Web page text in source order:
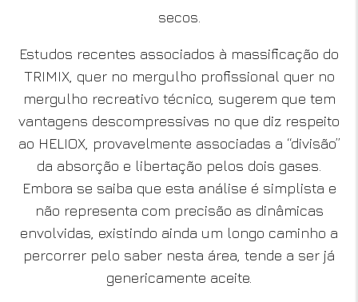
secos.
Estudos recentes associados à massificação do
TRIMIX, quer no mergulho profissional quer no
mergulho recreativo técnico, sugerem que tem
vantagens descompressivas no que diz respeito
ao HELIOX, provavelmente associadas a “divisão”
da absorção e libertação pelos dois gases.
Embora se saiba que esta análise é simplista e
não representa com precisão as dinâmicas
envolvidas, existindo ainda um longo caminho a
percorrer pelo saber nesta área, tende a ser já
genericamente aceite.